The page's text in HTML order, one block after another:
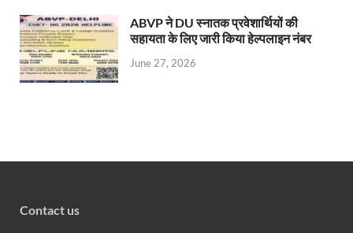
ABVP ने DU स्नातक प्रवेशार्थियों की
सहायता के लिए जारी किया हेल्पलाइन नंबर
June 27, 2026
Contact us